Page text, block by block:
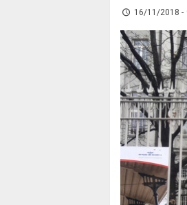
16/11/2018 -